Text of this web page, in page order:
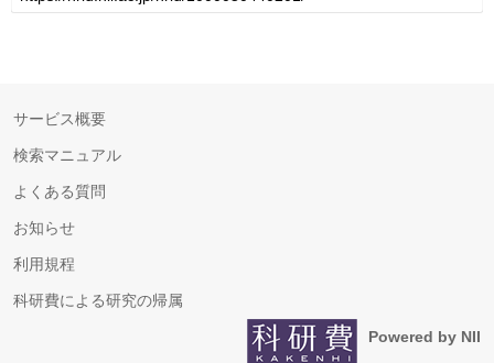
サービス概要
検索マニュアル
よくある質問
お知らせ
利用規程
科研費による研究の帰属
Powered by NII